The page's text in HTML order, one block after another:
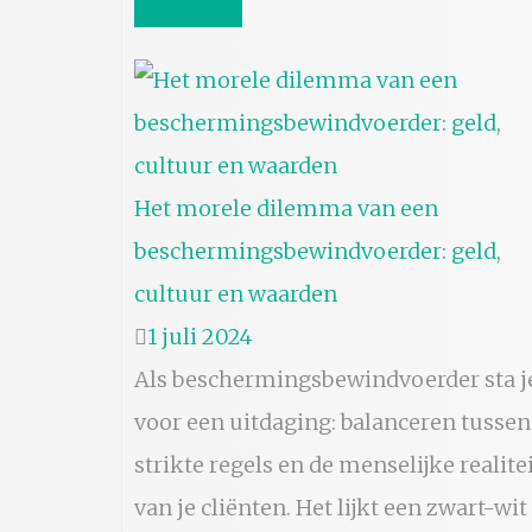
Het morele dilemma van een
beschermingsbewindvoerder: geld,
cultuur en waarden
1 juli 2024
Als beschermingsbewindvoerder sta
voor een uitdaging: balanceren tussen
strikte regels en de menselijke
van je cliënten. Het lijkt een zwart-wit